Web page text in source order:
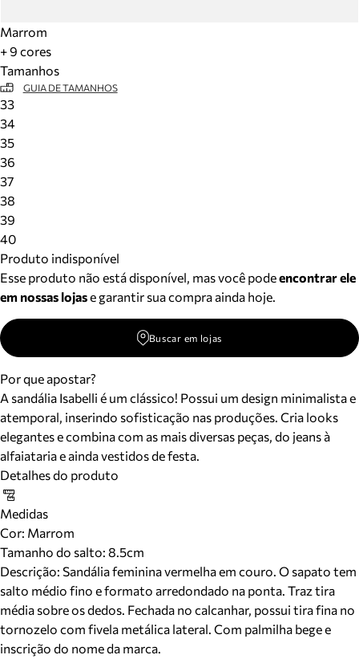
Marrom
+ 9 cores
Tamanhos
GUIA DE TAMANHOS
33
34
35
36
37
38
39
40
Produto indisponível
Esse produto não está disponível, mas você podeencontrar ele
em nossas lojase garantir sua compra ainda hoje.
Buscar em lojas
Por que apostar?
A sandália Isabelli é um clássico! Possui um design minimalista e
atemporal, inserindo sofisticação nas produções. Cria looks
elegantes e combina com as mais diversas peças, do jeans à
alfaiataria e ainda vestidos de festa.
Detalhes do produto
Medidas
Cor: Marrom
Tamanho do salto: 8.5cm
Descrição: Sandália feminina vermelha em couro. O sapato tem
salto médio fino e formato arredondado na ponta. Traz tira
média sobre os dedos. Fechada no calcanhar, possui tira fina no
tornozelo com fivela metálica lateral. Com palmilha bege e
inscrição do nome da marca.